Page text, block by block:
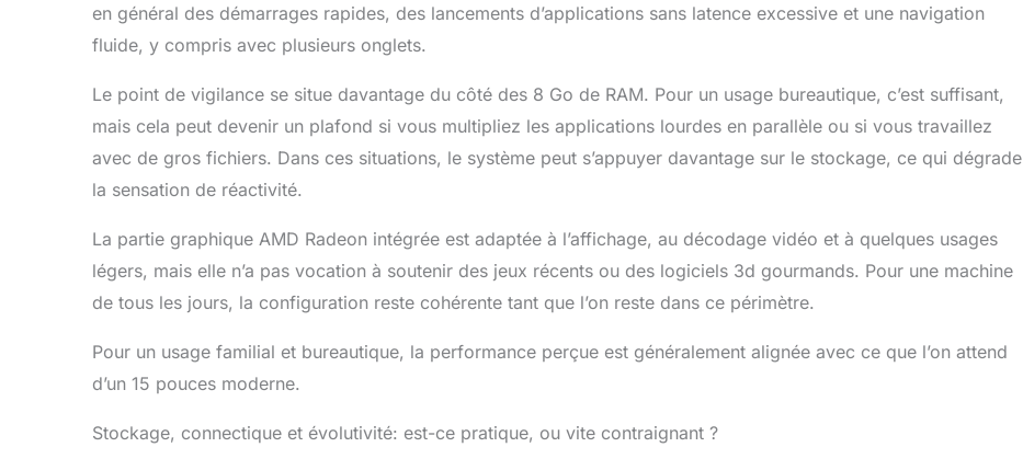
en général des démarrages rapides, des lancements d’applications sans latence excessive et une navigation
fluide, y compris avec plusieurs onglets.
Le point de vigilance se situe davantage du côté des 8 Go de RAM. Pour un usage bureautique, c’est suffisant,
mais cela peut devenir un plafond si vous multipliez les applications lourdes en parallèle ou si vous travaillez
avec de gros fichiers. Dans ces situations, le système peut s’appuyer davantage sur le stockage, ce qui dégrade
la sensation de réactivité.
La partie graphique AMD Radeon intégrée est adaptée à l’affichage, au décodage vidéo et à quelques usages
légers, mais elle n’a pas vocation à soutenir des jeux récents ou des logiciels 3d gourmands. Pour une machine
de tous les jours, la configuration reste cohérente tant que l’on reste dans ce périmètre.
Pour un usage familial et bureautique, la performance perçue est généralement alignée avec ce que l’on attend
d’un 15 pouces moderne.
Stockage, connectique et évolutivité: est-ce pratique, ou vite contraignant ?